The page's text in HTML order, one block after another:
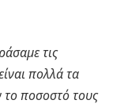
τις
πολλά τα
το ποσοστό τους